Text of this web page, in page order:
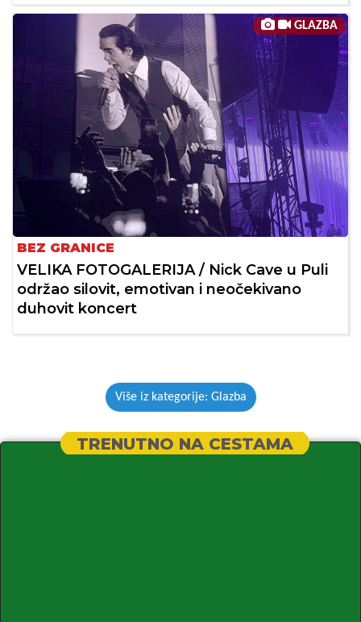
GLAZBA
BEZ GRANICE
VELIKA FOTOGALERIJA / Nick Cave u Puli
održao silovit, emotivan i neočekivano
duhovit koncert
Više iz kategorije: Glazba
TRENUTNO NA CESTAMA